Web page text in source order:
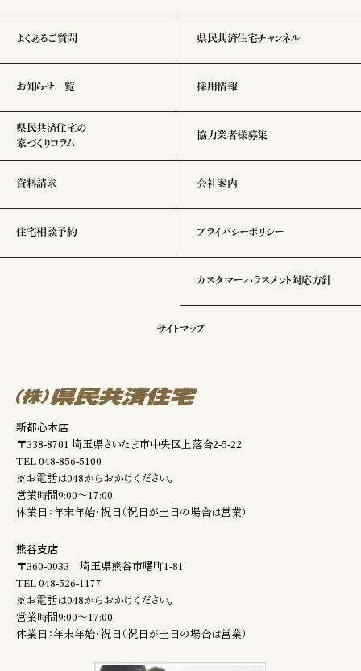
よくあるご質問
お知らせ一覧
県民共済住宅の
家づくりコラム
資料請求
住宅相談予約
県民共済住宅チャンネル
採用情報
協力業者様募集
会社案内
プライバシーポリシー
カスタマーハラスメント対応方針
サイトマップ
新都心本店
〒338-8701 埼玉県さいたま市中央区上落合2-5-22
TEL 048-856-5100
※お電話は048からおかけください。
営業時間9:00～17:00
休業日：年末年始・祝日（祝日が土日の場合は営業）
熊谷支店
〒360-0033 埼玉県熊谷市曙町1-81
TEL 048-526-1177
※お電話は048からおかけください。
営業時間9:00～17:00
休業日：年末年始・祝日（祝日が土日の場合は営業）